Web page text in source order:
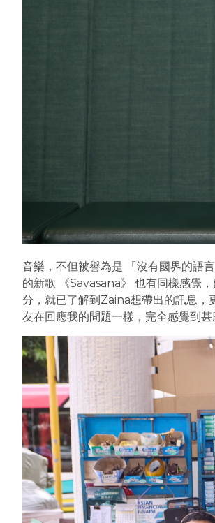
音樂，不但被譽為是 「沒有國界的語
的新歌 《Savasana》 也有同樣感覺
分，就已了解到Zaina想帶出的訊息
友在回應我的問題一樣，完全感覺到甚